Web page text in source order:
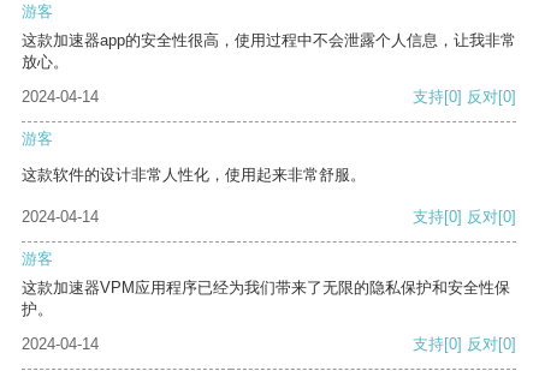
游客
这款加速器app的安全性很高，使用过程中不会泄露个人信息，让我非常
放心。
2024-04-14
支持[0] 反对[0]
游客
这款软件的设计非常人性化，使用起来非常舒服。
2024-04-14 支持[0] 反对[0]
游客
这款加速器VPM应用程序已经为我们带来了无限的隐私保护和安全性保
护。
2024-04-14
支持[0] 反对[0]